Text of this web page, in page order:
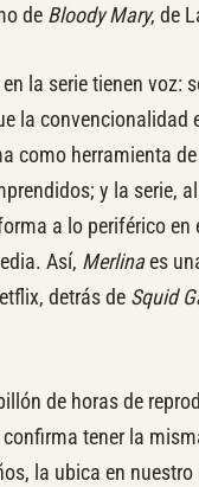
de Bloody Mary, de
la serie tienen voz:
la convencionalidad
como herramienta
y la serie,
a lo periférico en
Así, Merlinaes
detrás de Squid
de horas de
tener la
la ubica en